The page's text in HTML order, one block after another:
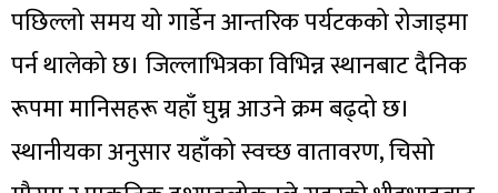
पछिल्लो समय यो गार्डेन आन्तरिक पर्यटकको रोजाइमा
पर्न थालेको छ। जिल्लाभित्रका विभिन्न स्थानबाट दैनिक
रूपमा मानिसहरू यहाँ घुम्न आउने क्रम बढ्दो छ।
स्थानीयका अनुसार यहाँको स्वच्छ वातावरण, चिसो